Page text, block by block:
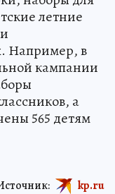
летние
Например, в
кампании
а
565 детям
kp.ru